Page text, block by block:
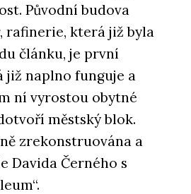
Původní budova
rafinerie, která již byla
článku, je první
již naplno funguje a
ní vyrostou obytné
městský blok.
zrekonstruována a
Davida Černého s